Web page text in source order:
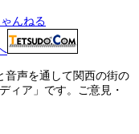
音声を通して関西の街の
ィア」です。ご意見・